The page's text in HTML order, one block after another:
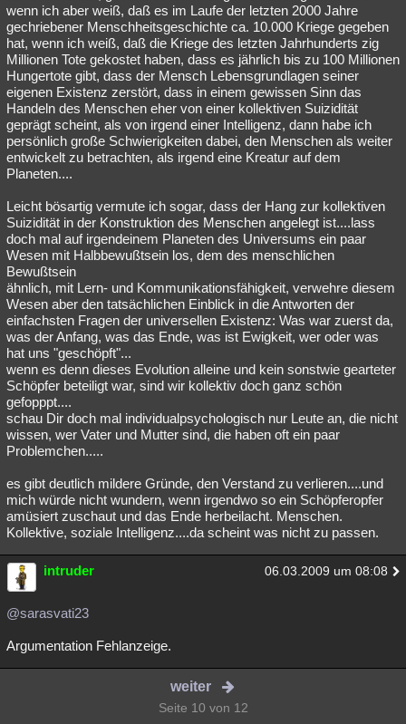
wenn ich aber weiß, daß es im Laufe der letzten 2000 Jahre
gechriebener Menschheitsgeschichte ca. 10.000 Kriege gegeben
hat, wenn ich weiß, daß die Kriege des letzten Jahrhunderts zig
Millionen Tote gekostet haben, dass es jährlich bis zu 100 Millionen
Hungertote gibt, dass der Mensch Lebensgrundlagen seiner
eigenen Existenz zerstört, dass in einem gewissen Sinn das
Handeln des Menschen eher von einer kollektiven Suizidität
geprägt scheint, als von irgend einer Intelligenz, dann habe ich
persönlich große Schwierigkeiten dabei, den Menschen als weiter
entwickelt zu betrachten, als irgend eine Kreatur auf dem
Planeten....
Leicht bösartig vermute ich sogar, dass der Hang zur kollektiven
Suizidität in der Konstruktion des Menschen angelegt ist....lass
doch mal auf irgendeinem Planeten des Universums ein paar
Wesen mit Halbbewußtsein los, dem des menschlichen
Bewußtsein
ähnlich, mit Lern- und Kommunikationsfähigkeit, verwehre diesem
Wesen aber den tatsächlichen Einblick in die Antworten der
einfachsten Fragen der universellen Existenz: Was war zuerst da,
was der Anfang, was das Ende, was ist Ewigkeit, wer oder was
hat uns "geschöpft"...
wenn es denn dieses Evolution alleine und kein sonstwie gearteter
Schöpfer beteiligt war, sind wir kollektiv doch ganz schön
gefopppt....
schau Dir doch mal individualpsychologisch nur Leute an, die nicht
wissen, wer Vater und Mutter sind, die haben oft ein paar
Problemchen.....
es gibt deutlich mildere Gründe, den Verstand zu verlieren....und
mich würde nicht wundern, wenn irgendwo so ein Schöpferopfer
amüsiert zuschaut und das Ende herbeilacht. Menschen.
Kollektive, soziale Intelligenz....da scheint was nicht zu passen.
intruder 06.03.2009 um 08:08
@sarasvati23
Argumentation Fehlanzeige.
weiter
Seite 10 von 12